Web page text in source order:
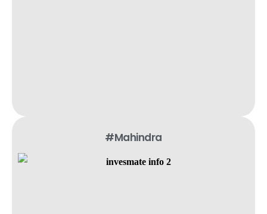
#Mahindra